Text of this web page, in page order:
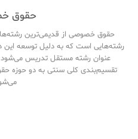
حقوق
حقوق خصوصی از قدیمی‌ترین
رشته‌هایی است که به دلیل توسعه
عنوان رشته مستقل تدریس می‌شود
تقسیم‌بندی کلی سنتی به دو حوزه